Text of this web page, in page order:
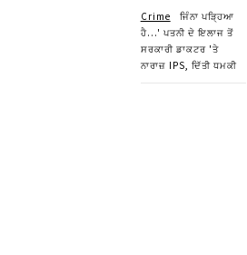
Crime
ਜਿੰਨਾ ਪੜ੍ਹਿਆ
ਹੈ...' ਪਤਨੀ ਦੇ ਇਲਾਜ ਤੋਂ
ਸਰਕਾਰੀ ਡਾਕਟਰ 'ਤੇ
ਨਾਰਾਜ਼ IPS, ਦਿੱਤੀ ਧਮਕੀ